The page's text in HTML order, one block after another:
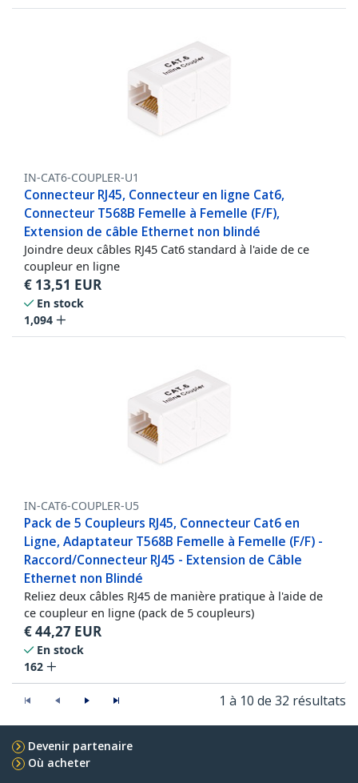
IN-CAT6-COUPLER-U1
Connecteur RJ45, Connecteur en ligne Cat6,
Connecteur T568B Femelle à Femelle (F/F),
Extension de câble Ethernet non blindé
Joindre deux câbles RJ45 Cat6 standard à l'aide de ce
coupleur en ligne
€ 13,51 EUR
En stock
1,094
IN-CAT6-COUPLER-U5
Pack de 5 Coupleurs RJ45, Connecteur Cat6 en
Ligne, Adaptateur T568B Femelle à Femelle (F/F) -
Raccord/Connecteur RJ45 - Extension de Câble
Ethernet non Blindé
Reliez deux câbles RJ45 de manière pratique à l'aide de
ce coupleur en ligne (pack de 5 coupleurs)
€44,27 EUR
En stock
162
1 à 10 de 32 résultats
Devenir partenaire
Où acheter